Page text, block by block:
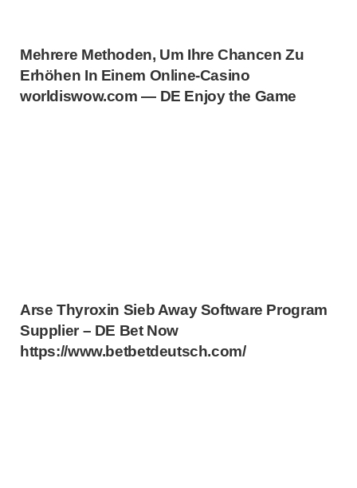
Mehrere Methoden, Um Ihre Chancen Zu
Erhöhen In Einem Online-Casino
worldiswow.com — DE Enjoy the Game
Arse Thyroxin Sieb Away Software Program
Supplier – DE Bet Now
https://www.betbetdeutsch.com/